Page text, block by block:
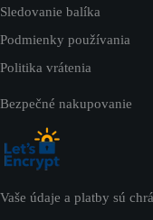
Sledovanie balíka
Podmienky používania
Politika vrátenia
Bezpečné nakupovanie
Vaše údaje a platby sú